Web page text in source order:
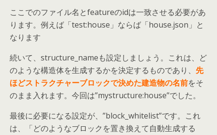
ここでのファイル名とfeatureのidは一致させる必要があ
ります。例えば「test:house」ならば「house.json」と
なります
続いて、structure_nameも設定しましょう。これは、ど
のような構造体を生成するかを決定するものであり、 先
ほどストラクチャーブロックで決めた建造物の名前をそ
のまま入れます。今回は”mystructure:house”でした。
最後に必要になる設定が、”block_whitelist”です。これ
は、「どのようなブロックを置き換えて自動生成する